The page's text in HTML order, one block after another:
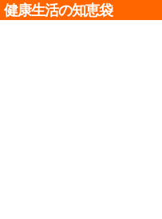
健康生活の知恵袋